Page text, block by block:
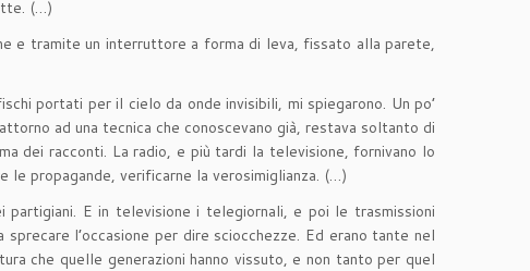
(…)
e tramite un interruttore a forma di leva, fissato alla parete,
portati per il cielo da onde invisibili, mi spiegarono. Un po’
ad una tecnica che conoscevano già, restava soltanto di
dei racconti. La radio, e più tardi la televisione, fornivano lo
le propagande, verificarne la verosimiglianza. (…)
E in televisione i telegiornali, e poi le trasmissioni
l’occasione per dire sciocchezze. Ed erano tante nel
che quelle generazioni hanno vissuto, e non tanto per quel